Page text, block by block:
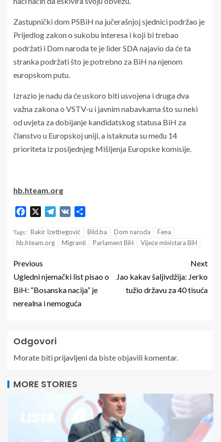
Zastupnički dom PSBiH na jučerašnjoj sjednici podržao je
Prijedlog zakon o sukobu interesa i koji bi trebao
podržati i Dom naroda te je lider SDA najavio da će ta
stranka podržati što je potrebno za BiH na njenom
europskom putu.
Izrazio je nadu da će uskoro biti usvojena i druga dva
važna zakona o VSTV-u i javnim nabavkama što su neki
od uvjeta za dobijanje kandidatskog statusa BiH za
članstvo u Europskoj uniji, a istaknuta su među 14
prioriteta iz posljednjeg Mišljenja Europske komisije.
hb.hteam.org
Facebook Telegram
VK
Tags: Bakir Izetbegović Bild.ba Dom naroda
Fena
hb.hteam.org
Migranti Parlament BiH Vijeće ministara BiH
Previous
Ugledni njemački list pisao o
BiH: “Bosanska nacija” je
nerealna i nemoguća
Next
Jao kakav šaljivdžija: Jerko
tužio državu za 40 tisuća
Odgovori
Morate bitiprijavljenida biste objavili komentar.
MORE STORIES